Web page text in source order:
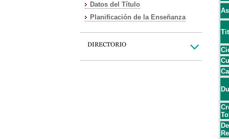
Datos del Título
Planificación de la Enseñanza